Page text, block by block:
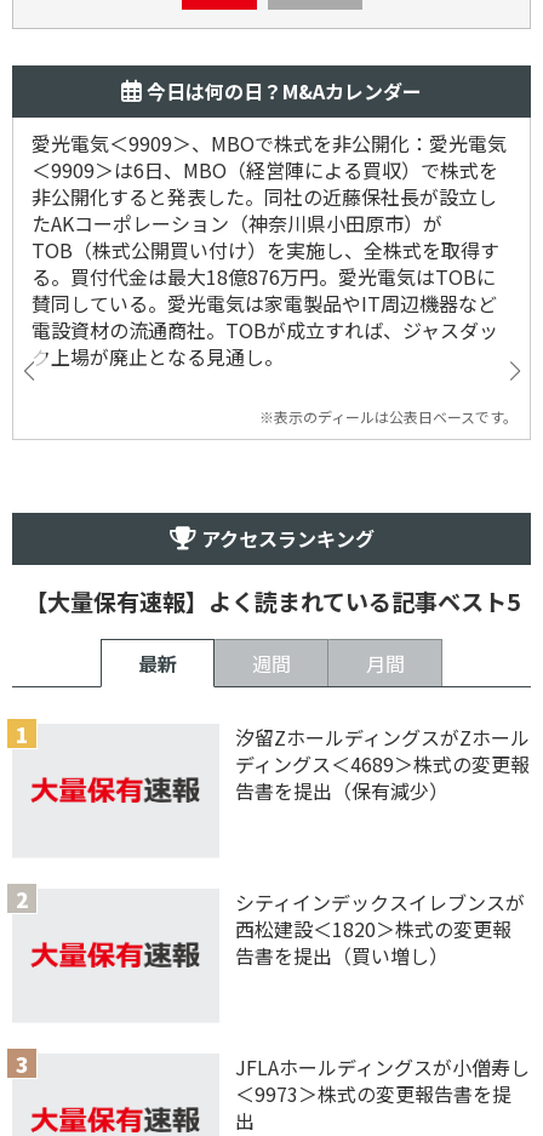
今日は何の日？M&Aカレンダー
愛光電気＜9909＞、MBOで株式を非公開化：愛光電気
＜9909＞は6日、MBO（経営陣による買収）で株式を
非公開化すると発表した。同社の近藤保社長が設立し
たAKコーポレーション（神奈川県小田原市）が
TOB（株式公開買い付け）を実施し、全株式を取得す
る。買付代金は最大18億876万円。愛光電気はTOBに
賛同している。愛光電気は家電製品やIT周辺機器など
電設資材の流通商社。TOBが成立すれば、ジャスダッ
ク上場が廃止となる見通し。
※表示のディールは公表日ベースです。
アクセスランキング
【大量保有速報】よく読まれている記事ベスト5
最新 週間 月間
汐留ZホールディングスがZホール
ディングス＜4689＞株式の変更報
告書を提出（保有減少）
シティインデックスイレブンスが
西松建設＜1820＞株式の変更報
告書を提出（買い増し）
JFLAホールディングスが小僧寿し
＜9973＞株式の変更報告書を提
出